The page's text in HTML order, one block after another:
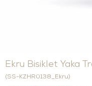
Ekru Bisiklet Yaka
(SS-KZHR0138_Ekru)